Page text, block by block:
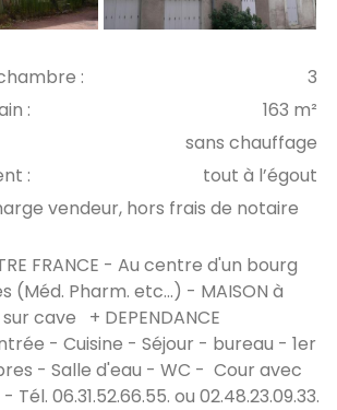
:
3
:
163 m²
sans chauffage
:
tout à l’égout
vendeur, hors frais de notaire
FRANCE - Au centre d'un bourg
(Méd. Pharm. etc...) - MAISON à
cave + DEPENDANCE
- Cuisine - Séjour - bureau - 1er
- Salle d'eau - WC - Cour avec
06.31.52.66.55. ou 02.48.23.09.33.